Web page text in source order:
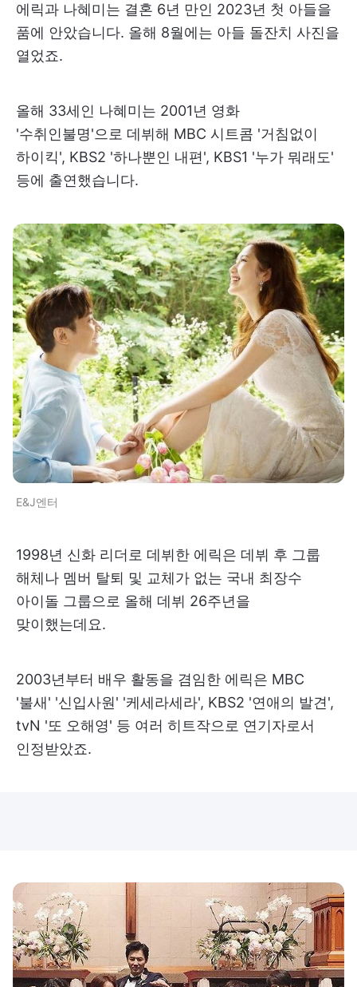
에릭과 나혜미는 결혼 6년 만인 2023년 첫 아들을
품에 안았습니다. 올해 8월에는 아들 돌잔치 사진을
열었죠.
올해 33세인 나혜미는 2001년 영화
'수취인불명'으로 데뷔해 MBC 시트콤 '거침없이
하이킥', KBS2 '하나뿐인 내편', KBS1 '누가 뭐래도'
등에 출연했습니다.
E&J엔터
1998년 신화 리더로 데뷔한 에릭은 데뷔 후 그룹
해체나 멤버 탈퇴 및 교체가 없는 국내 최장수
아이돌 그룹으로 올해 데뷔 26주년을
맞이했는데요.
2003년부터 배우 활동을 겸임한 에릭은 MBC
'불새' '신입사원' '케세라세라', KBS2 '연애의 발견',
tvN '또 오해영' 등 여러 히트작으로 연기자로서
인정받았죠.